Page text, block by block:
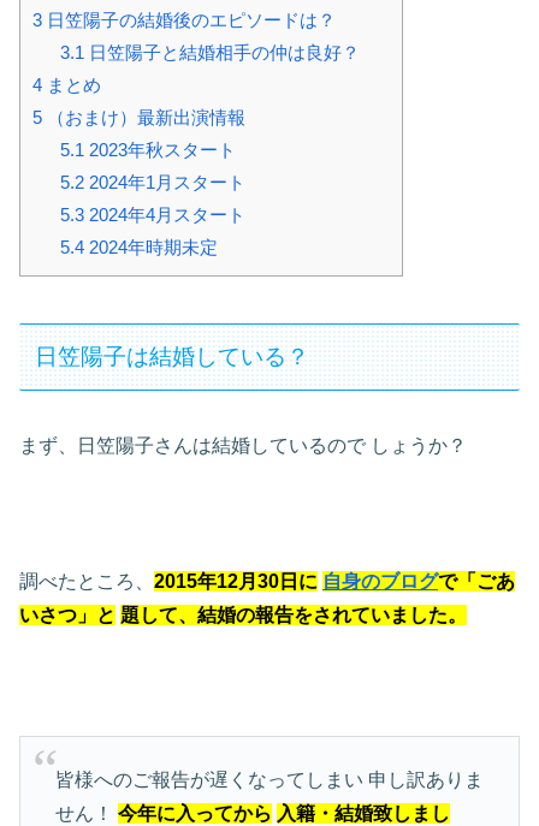
3 日笠陽子の結婚後のエピソードは？
3.1日笠陽子と結婚相手の仲は良好？
4 まとめ
5 （おまけ）最新出演情報
5.12023年秋スタート
5.22024年1月スタート
5.32024年4月スタート
5.42024年時期未定
日笠陽子は結婚している？
まず、日笠陽子さんは結婚しているので しょうか？
調べたところ、 2015年12月30日に 自身のブログで「ごあ
いさつ」と 題して、結婚の報告をされていました。
皆様へのご報告が遅くなってしまい 申し訳ありま
せん！
今年に入ってから 入籍・結婚致しまし